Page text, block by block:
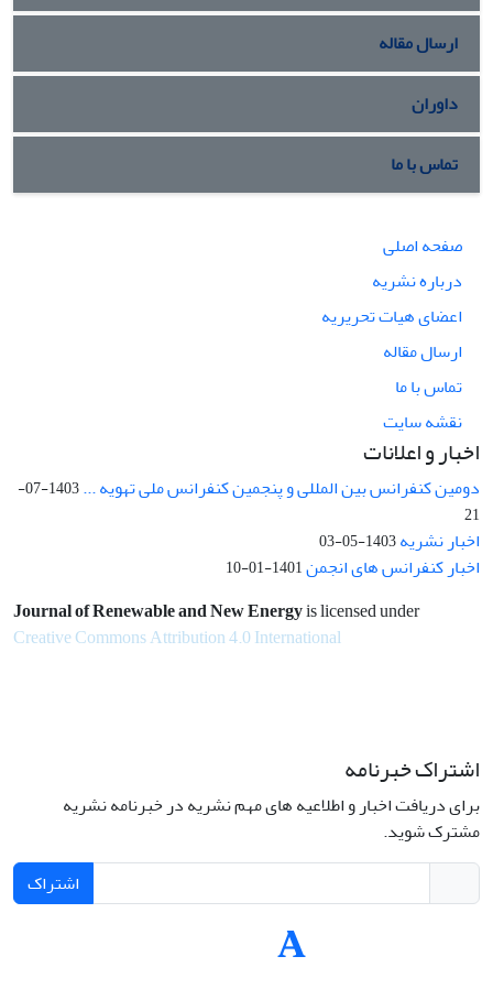
ارسال مقاله
داوران
تماس با ما
صفحه اصلی
درباره نشریه
اعضای هیات تحریریه
ارسال مقاله
تماس با ما
نقشه سایت
اخبار و اعلانات
دومین کنفرانس بین المللی و پنجمین کنفرانس ملی تهویه ...
1403-07-
21
اخبار نشریه1403-05-03
اخبار کنفرانس های انجمن1401-01-10
Journal of Renewable and New Energyis licensed under
Creative Commons Attribution 4.0 International
اشتراک خبرنامه
برای دریافت اخبار و اطلاعیه های مهم نشریه در خبرنامه نشریه
مشترک شوید.
اشتراک